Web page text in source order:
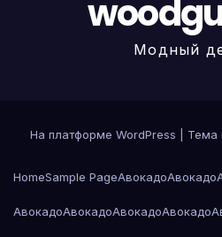
Модный
На платформе WordPress Тема
HomeSample PageАвокадоАвокадо
АвокадоАвокадоАвокадоАвокадо